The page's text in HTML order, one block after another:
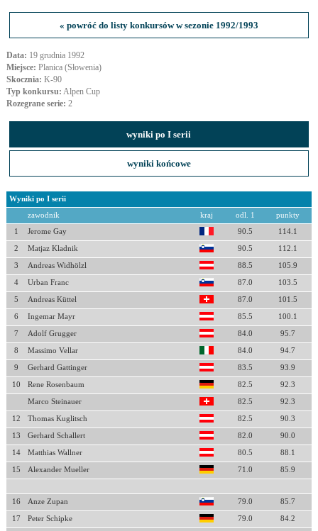
« powróć do listy konkursów w sezonie 1992/1993
Data: 19 grudnia 1992
Miejsce: Planica (Słowenia)
Skocznia: K-90
Typ konkursu: Alpen Cup
Rozegrane serie: 2
wyniki po I serii
wyniki końcowe
Wyniki po I serii
zawodnik kraj odl. 1 punkty
1 Jerome Gay 90.5 114.1
2 Matjaz Kladnik 90.5 112.1
3 Andreas Widhölzl 88.5 105.9
4 Urban Franc 87.0 103.5
5 Andreas Küttel 87.0 101.5
6 Ingemar Mayr 85.5 100.1
7 Adolf Grugger 84.0 95.7
8 Massimo Vellar 84.0 94.7
9 Gerhard Gattinger 83.5 93.9
10 Rene Rosenbaum 82.5 92.3
Marco Steinauer 82.5 92.3
12 Thomas Kuglitsch 82.5 90.3
13 Gerhard Schallert 82.0 90.0
14 Matthias Wallner 80.5 88.1
15 Alexander Mueller 71.0 85.9
16 Anze Zupan 79.0 85.7
17 Peter Schipke 79.0 84.2